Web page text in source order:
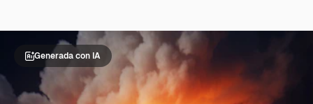
Generada con IA